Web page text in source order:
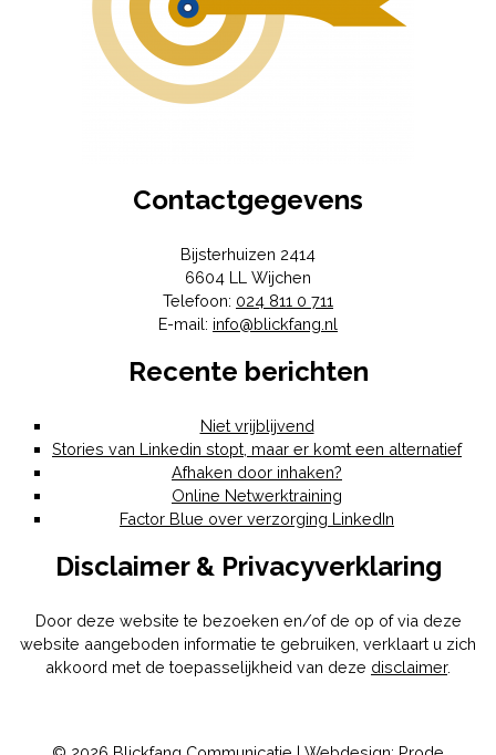
Contactgegevens
Bijsterhuizen 2414
6604 LL Wijchen
Telefoon: 024 811 0 711
E-mail: info@blickfang.nl
Recente berichten
Niet vrijblijvend
Stories van Linkedin stopt, maar er komt een alternatief
Afhaken door inhaken?
Online Netwerktraining
Factor Blue over verzorging LinkedIn
Disclaimer & Privacyverklaring
Door deze website te bezoeken en/of de op of via deze
website aangeboden informatie te gebruiken, verklaart u zich
akkoord met de toepasselijkheid van deze disclaimer.